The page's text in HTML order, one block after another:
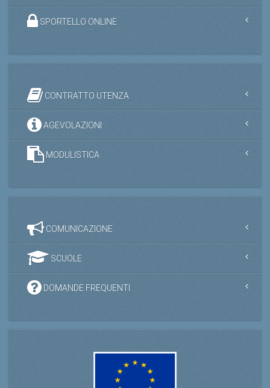
SPORTELLO ONLINE
CONTRATTO UTENZA
AGEVOLAZIONI
MODULISTICA
COMUNICAZIONE
SCUOLE
DOMANDE FREQUENTI